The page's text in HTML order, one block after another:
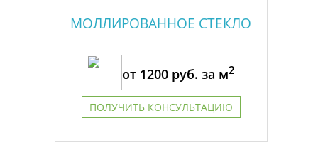
МОЛЛИРОВАННОЕ СТЕКЛО
от 1200 руб. за м2
ПОЛУЧИТЬ КОНСУЛЬТАЦИЮ